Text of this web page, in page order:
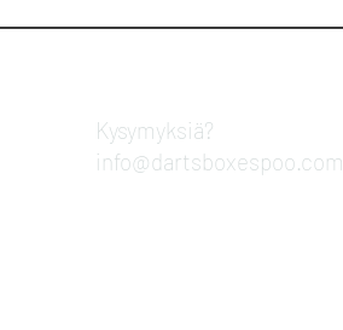
Kysymyksiä?​
info@dartsboxespoo.com